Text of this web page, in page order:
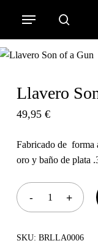
main
content
search
Menu
Cart
Llavero
49,95 €
Fabricado de forma
oro y baño de plata
SKU: BRLLA0006